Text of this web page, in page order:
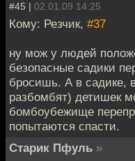
#45 | 02.01.09 14:25
Кому: Резчик, #37
ну мож у людей
безопасные садики
бросишь. А в садике,
разбомбят) детишек
бомбоубежище
попытаются спасти.
Старик Пфуль »